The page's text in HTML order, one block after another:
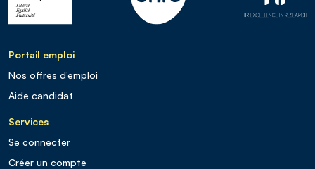
Portail emploi
Nos offres d’emploi
Aide candidat
Services
Se connecter
Créer un compte